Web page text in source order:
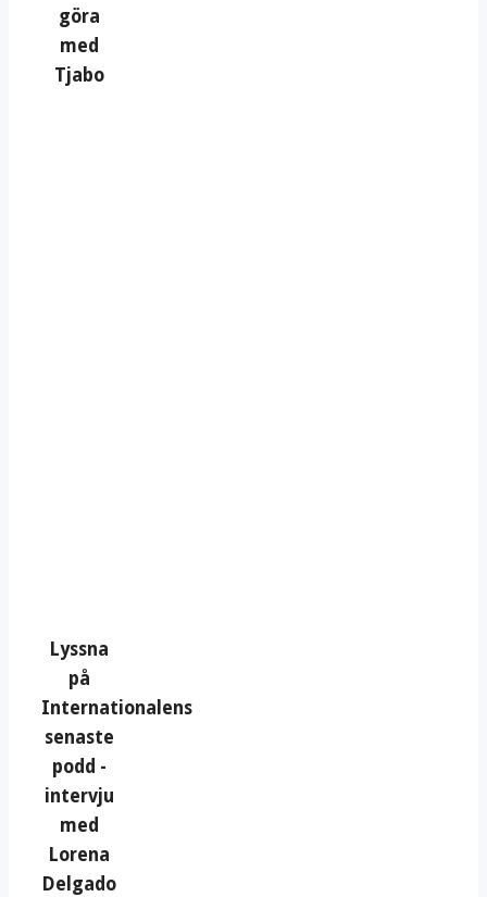
göra
med
Tjabo
Lyssna
på
Internationalens
senaste
podd -
intervju
med
Lorena
Delgado